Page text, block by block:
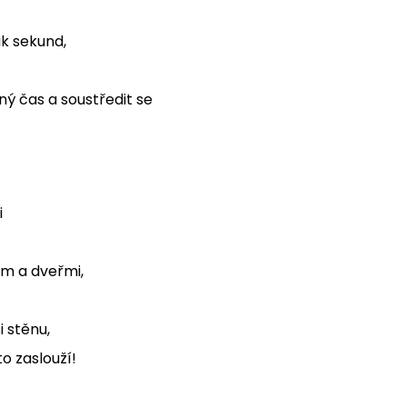
sekund,
čas a soustředit se
a dveřmi,
stěnu,
zaslouží!